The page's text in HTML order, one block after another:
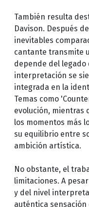
También resulta
Davison. Después
inevitables
cantante transmite
depende del legado
interpretación se
integrada en la
Temas como
evolución, mientras
los momentos más
su equilibrio entre
ambición artística.
No obstante, el
limitaciones. A
y del nivel
auténtica sensación